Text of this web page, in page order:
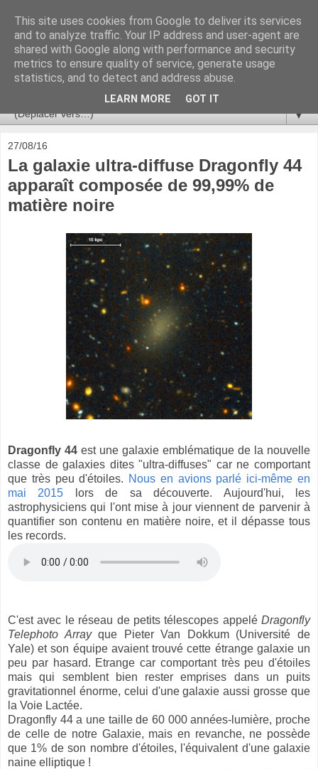
Ça se passe là haut
Astronomie, Astrophysique, Astroparticules, Cosmologie.
L'infini se contemple, indéfiniment. ISSN 2272-5768
▼
27/08/16
La galaxie ultra-diffuse Dragonfly 44
apparaît composée de 99,99% de
matière noire
Dragonfly 44 est une galaxie emblématique de la nouvelle
classe de galaxies dites "ultra-diffuses" car ne comportant
que très peu d'étoiles. Nous en avions parlé ici-même en
mai 2015 lors de sa découverte. Aujourd'hui, les
astrophysiciens qui l'ont mise à jour viennent de parvenir à
quantifier son contenu en matière noire, et il dépasse tous
les records.
C'est avec le réseau de petits télescopes appelé Dragonfly
Telephoto Arrayque Pieter Van Dokkum (Université de
Yale) et son équipe avaient trouvé cette étrange galaxie un
peu par hasard. Etrange car comportant très peu d'étoiles
mais qui semblent bien rester emprises dans un puits
gravitationnel énorme, celui d'une galaxie aussi grosse que
la Voie Lactée.
Dragonfly 44 a une taille de 60 000 années-lumière, proche
de celle de notre Galaxie, mais en revanche, ne possède
que 1% de son nombre d'étoiles, l'équivalent d'une galaxie
naine elliptique !
This site uses cookies from Google to deliver its services
and to analyze traffic. Your IP address and user-agent are
shared with Google along with performance and security
metrics to ensure quality of service, generate usage
statistics, and to detect and address abuse.
LEARN MORE GOT IT